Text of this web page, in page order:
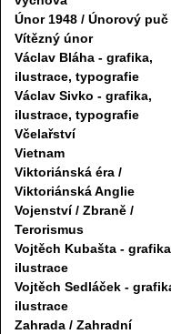
Únor 1948 / Únorový puč
Vítězný únor
Václav Bláha - grafika,
ilustrace, typografie
Václav Sivko - grafika,
ilustrace, typografie
Včelařství
Vietnam
Viktoriánská éra /
Viktoriánská Anglie
Vojenství / Zbraně /
Terorismus
Vojtěch Kubašta -
ilustrace
Vojtěch Sedláček -
ilustrace
Zahrada / Zahradní